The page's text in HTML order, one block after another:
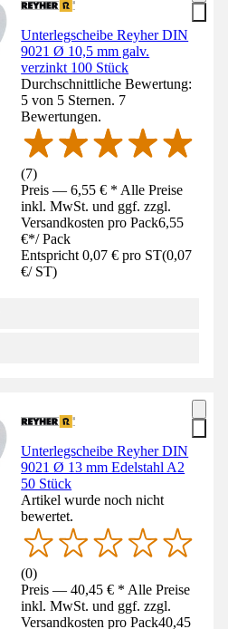
Unterlegscheibe Reyher DIN
9021 Ø 10,5 mm galv.
verzinkt 100 Stück
Durchschnittliche Bewertung:
5 von 5 Sternen. 7
Bewertungen.
(7)
Preis — 6,55 € * Alle Preise
inkl. MwSt. und ggf. zzgl.
Versandkosten pro Pack6,55
€*/ Pack
Entspricht 0,07 € pro ST(0,07
€/ ST)
Unterlegscheibe Reyher DIN
9021 Ø 13 mm Edelstahl A2
50 Stück
Artikel wurde noch nicht
bewertet.
(0)
Preis — 40,45 € * Alle Preise
inkl. MwSt. und ggf. zzgl.
Versandkosten pro Pack40,45